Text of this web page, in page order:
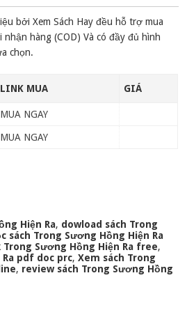
bởi Xem Sách Hay đều hỗ trợ mua
hàng (COD) Và có đầy đủ hình
chọn.
LINK MUA GIÁ
MUA NGAY
MUA NGAY
Hiện Ra, dowload sách Trong
sách Trong Sương Hồng Hiện Ra
Trong Sương Hồng Hiện Ra free,
pdf doc prc,Xem sách Trong
, review sách Trong Sương Hồng